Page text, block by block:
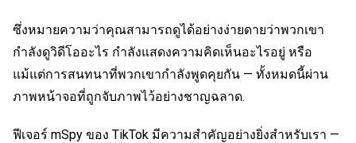
ซึ่งหมายความว่าคุณสามารถดูได้อย่างง่ายดายว่าพวกเขา
กำลังดูวิดีโออะไร กำลังแสดงความคิดเห็นอะไรอยู่ หรือ
แม้แต่การสนทนาที่พวกเขากำลังพูดคุยกัน — ทั้งหมดนี้ผ่าน
ภาพหน้าจอที่ถูกจับภาพไว้อย่างชาญฉลาด.
ฟีเจอร์ mSpy ของ TikTok มีความสำคัญอย่างยิ่งสำหรับเรา —